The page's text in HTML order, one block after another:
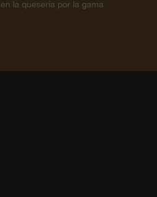
la quesería por la gama